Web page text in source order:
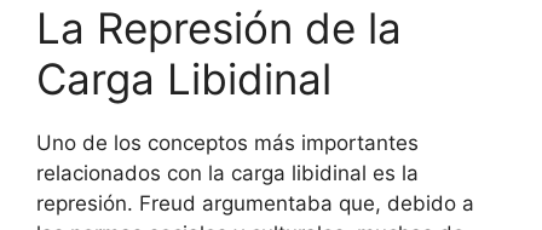
La Represión de la
Carga Libidinal
Uno de los conceptos más importantes
relacionados con la carga libidinal es la
represión. Freud argumentaba que, debido a